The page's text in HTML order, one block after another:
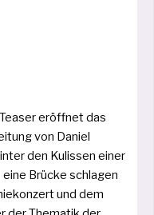
eröff­net das
von Daniel
den Kulissen einer
Brücke schla­gen
und dem